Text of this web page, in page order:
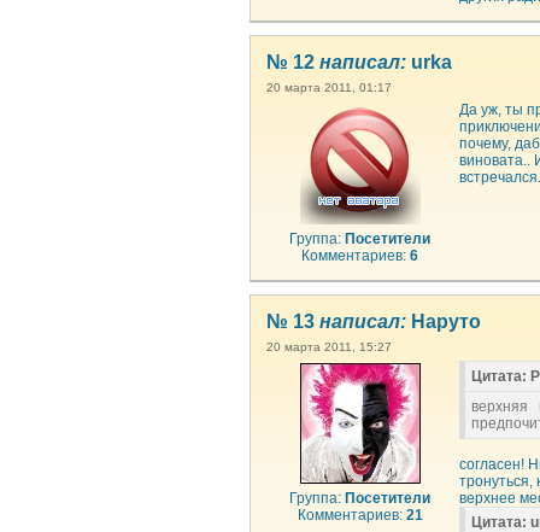
№ 12 написал: urka
20 марта 2011, 01:17
Группа: Посетители
Комментариев:6
Да уж, ты
почему,
виновата..
№ 13 написал: Наруто
20 марта 2011, 15:27
Группа: Посетители
Комментариев: 21
Цитата:
согласен!
тронуться,
верхнее
Цитата: